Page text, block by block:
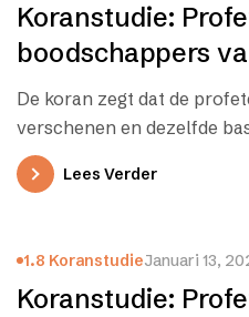
Koranstudie:
boodschappers
onder alle volken
De koran zegt dat de
verschenen en dezelfde
Sommigen van deze
Lees Verder
1.8 KoranstudieJanuari 13,
Koranstudie: